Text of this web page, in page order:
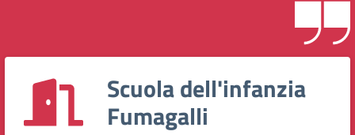
Scuola dell'infanzia
Fumagalli